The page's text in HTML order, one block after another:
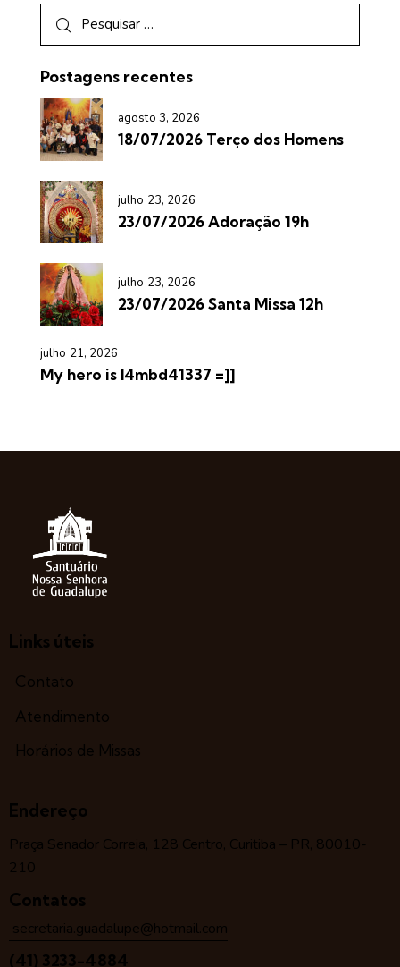
Postagens recentes
agosto 3, 2026
18/07/2026 Terço dos Homens
julho 23, 2026
23/07/2026 Adoração 19h
julho 23, 2026
23/07/2026 Santa Missa 12h
julho 21, 2026
My hero is l4mbd41337 =]]
Links úteis
Contato
Atendimento
Horários de Missas
Endereço
Praça Senador Correia, 128 Centro, Curitiba – PR, 80010-
210
Contatos
secretaria.guadalupe@hotmail.com
(41) 3233-4884